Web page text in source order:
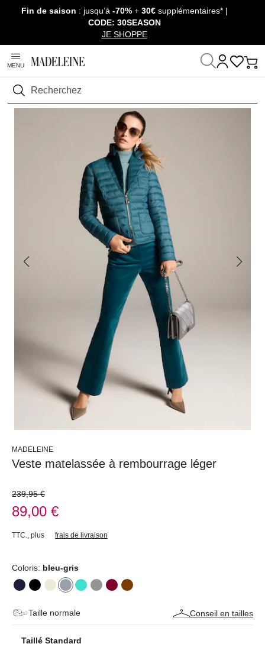
Passer la navigation, aller au contenu
Fin de saison : jusqu’à -70%+ 30€ supplémentaires* |
CODE: 30SEASON
JE SHOPPE
MENU
Rechercher
Maison Prêt-à-Porter
MADELEINE
Veste matelassée à rembourrage léger
239,95 €
89,00 €
TTC. plus frais de livraison
Coloris: bleu-gris
Taille normale Conseil en tailles
Taillé Standard